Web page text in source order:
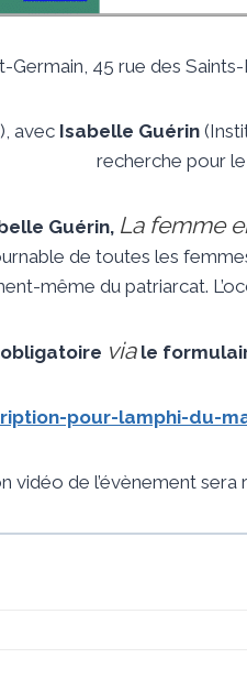
Germain, 45 rue des
avecIsabelle Guérin
recherche pour
Guérin, La femme
de toutes les
même du patriarcat.
viale
pour-lamphi-du-
vidéo de l’évènement sera